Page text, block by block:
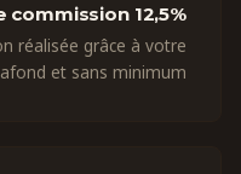
12,5% de commission
réalisée grâce à votre
et sans minimum.